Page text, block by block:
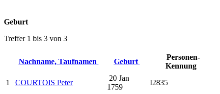
Geburt
Treffer 1 bis 3 von 3
Nachname, Taufnamen Geburt
Personen-
Kennung
1
COURTOIS Peter
20 Jan
1759
I2835